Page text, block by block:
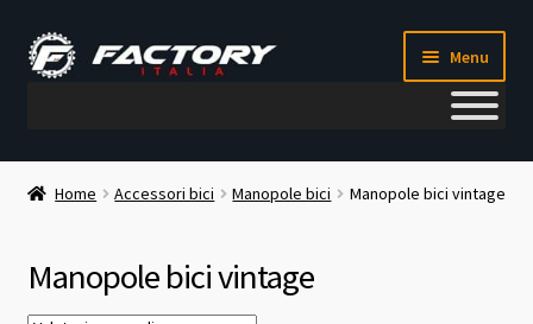
Vai
alla
Vai
al
Menu
Il mio account
Chi siamo
Home Accessori bici Manopole bici Manopole bici vintage
Manopole bici vintage